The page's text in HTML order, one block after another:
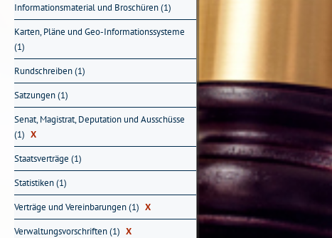
Informationsmaterial und Broschüren (1)
Karten, Pläne und Geo-Informationssysteme
(1)
Rundschreiben (1)
Satzungen (1)
Senat, Magistrat, Deputation und Ausschüsse
(1) X
Staatsverträge (1)
Statistiken (1)
Verträge und Vereinbarungen (1) X
Verwaltungsvorschriften (1) X